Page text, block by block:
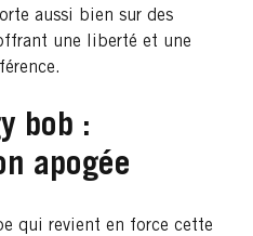
aussi bien sur des
une liberté et une
bob :
apogée
qui revient en force cette